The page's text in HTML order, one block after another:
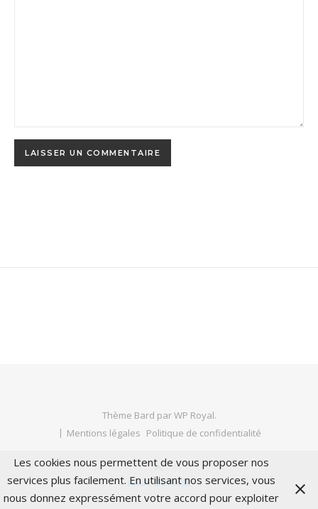
Thème Bard parWP Royal.
Mentions légales Politique de confidentialité
HAUT DE PAGE
Les cookies nous permettent de vous proposer nos
services plus facilement. En utilisant nos services, vous
nous donnez expressément votre accord pour exploiter